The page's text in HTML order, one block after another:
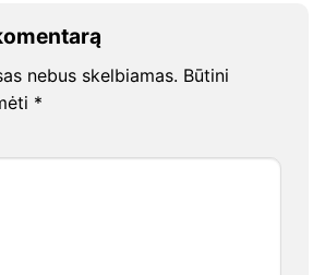
nebus skelbiamas. Būtini
*